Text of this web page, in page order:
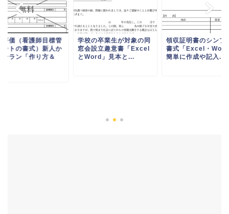
評価（看護師目標管
ートの書式）新人か
テラン「作り方＆
学校の卒業生が対象の同
窓会設立趣意書「Excel
とWord」見本と...
領収証明書のシンプ
書式「Excel・
簡単に作成や記入...